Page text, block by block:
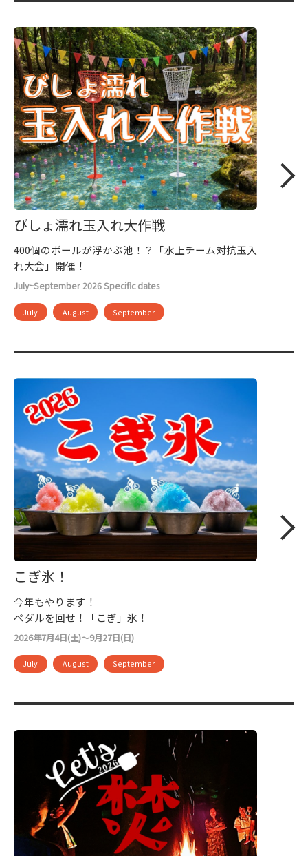
びしょ濡れ玉入れ大作戦
400個のボールが浮かぶ池！？「水上チーム対抗玉入
れ大会」開催！
July~September 2026 Specific dates
July August September
こぎ氷！
今年もやります！
ペダルを回せ！「こぎ」氷！
2026年7月4日(土)～9月27日(日)
July August September